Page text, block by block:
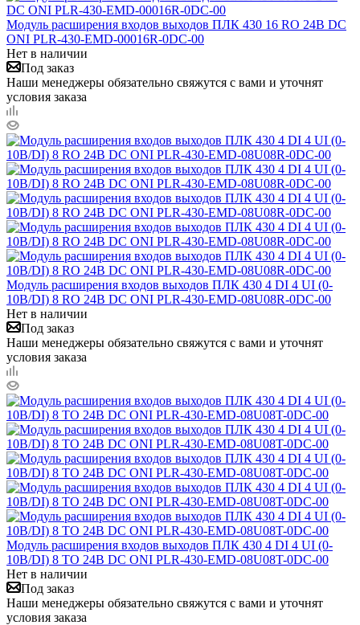
Модуль расширения входов выходов ПЛК 430 16 RO 24В DC
ONI PLR-430-EMD-00016R-0DC-00
Нет в наличии
Под заказ
Наши менеджеры обязательно свяжутся с вами и уточнят
условия заказа
Модуль расширения входов выходов ПЛК 430 4 DI 4 UI (0-
10В/DI) 8 RO 24В DC ONI PLR-430-EMD-08U08R-0DC-00
Нет в наличии
Под заказ
Наши менеджеры обязательно свяжутся с вами и уточнят
условия заказа
Модуль расширения входов выходов ПЛК 430 4 DI 4 UI (0-
10В/DI) 8 TO 24В DC ONI PLR-430-EMD-08U08T-0DC-00
Нет в наличии
Под заказ
Наши менеджеры обязательно свяжутся с вами и уточнят
условия заказа